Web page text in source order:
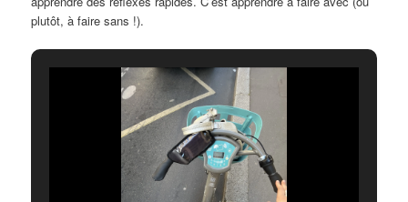
plutôt, à faire sans !).